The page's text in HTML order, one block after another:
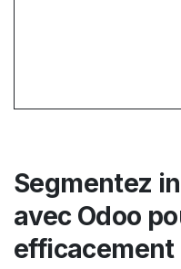
Segmentez
avec Odoo
efficacement